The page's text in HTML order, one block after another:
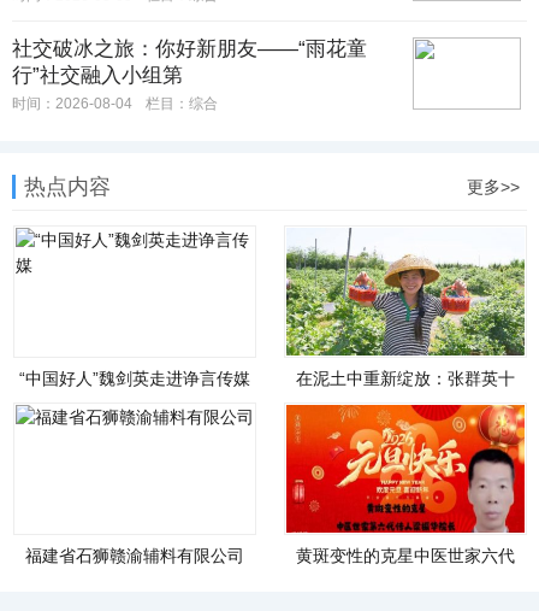
社交破冰之旅：你好新朋友——“雨花童
行”社交融入小组第
时间：2026-08-04 栏目： 综合
热点内容 更多>>
“中国好人”魏剑英走进诤言传媒
在泥土中重新绽放：张群英十
福建省石狮赣渝辅料有限公司
黄斑变性的克星中医世家六代